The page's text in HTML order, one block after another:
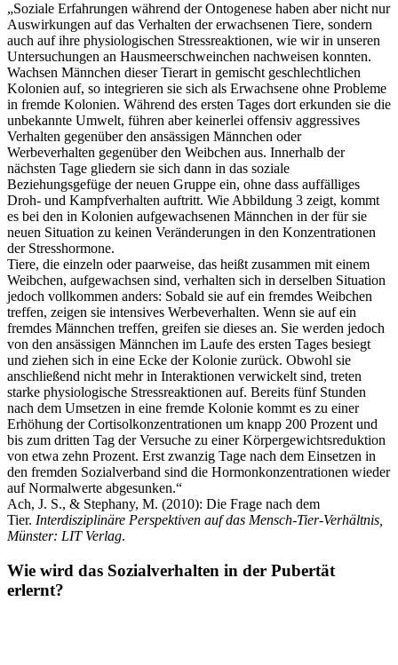
„Soziale Erfahrungen während der Ontogenese haben aber nicht nur
Auswirkungen auf das Verhalten der erwachsenen Tiere, sondern
auch auf ihre physiologischen Stressreaktionen, wie wir in unseren
Untersuchungen an Hausmeerschweinchen nachweisen konnten.
Wachsen Männchen dieser Tierart in gemischt geschlechtlichen
Kolonien auf, so integrieren sie sich als Erwachsene ohne Probleme
in fremde Kolonien. Während des ersten Tages dort erkunden sie die
unbekannte Umwelt, führen aber keinerlei offensiv aggressives
Verhalten gegenüber den ansässigen Männchen oder
Werbeverhalten gegenüber den Weibchen aus. Innerhalb der
nächsten Tage gliedern sie sich dann in das soziale
Beziehungsgefüge der neuen Gruppe ein, ohne dass auffälliges
Droh- und Kampfverhalten auftritt. Wie Abbildung 3 zeigt, kommt
es bei den in Kolonien aufgewachsenen Männchen in der für sie
neuen Situation zu keinen Veränderungen in den Konzentrationen
der Stresshormone.
Tiere, die einzeln oder paarweise, das heißt zusammen mit einem
Weibchen, aufgewachsen sind, verhalten sich in derselben Situation
jedoch vollkommen anders: Sobald sie auf ein fremdes Weibchen
treffen, zeigen sie intensives Werbeverhalten. Wenn sie auf ein
fremdes Männchen treffen, greifen sie dieses an. Sie werden jedoch
von den ansässigen Männchen im Laufe des ersten Tages besiegt
und ziehen sich in eine Ecke der Kolonie zurück. Obwohl sie
anschließend nicht mehr in Interaktionen verwickelt sind, treten
starke physiologische Stressreaktionen auf. Bereits fünf Stunden
nach dem Umsetzen in eine fremde Kolonie kommt es zu einer
Erhöhung der Cortisolkonzentrationen um knapp 200 Prozent und
bis zum dritten Tag der Versuche zu einer Körpergewichtsreduktion
von etwa zehn Prozent. Erst zwanzig Tage nach dem Einsetzen in
den fremden Sozialverband sind die Hormonkonzentrationen wieder
auf Normalwerte abgesunken.“
Ach, J. S., & Stephany, M. (2010): Die Frage nach dem
Tier. Interdisziplinäre Perspektiven auf das Mensch-Tier-Verhältnis,
Münster: LIT Verlag.
Wie wird das Sozialverhalten in der Pubertät
erlernt?